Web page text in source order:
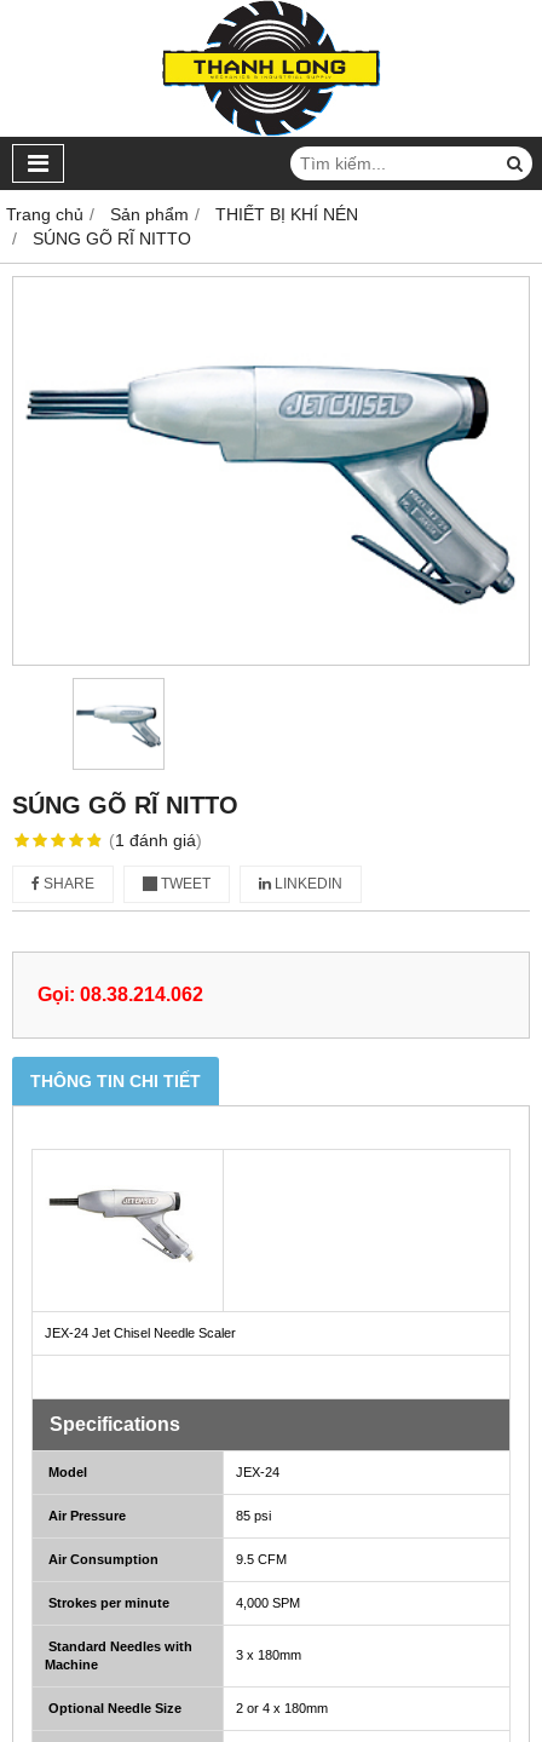
Trang chủ Sản phẩm
THIẾT BỊ KHÍ NÉN
SÚNG GÕ RĨ NITTO
SÚNG GÕ RĨ NITTO
(1 đánh giá)
SHARE TWEET LINKEDIN
Gọi: 08.38.214.062
THÔNG TIN CHI TIẾT
JEX-24 Jet Chisel Needle Scaler
Specifications
Model JEX-24
Air Pressure 85 psi
Air Consumption 9.5 CFM
Strokes per minute 4,000 SPM
Standard Needles with
Machine
3 x 180mm
Optional Needle Size 2 or 4 x 180mm